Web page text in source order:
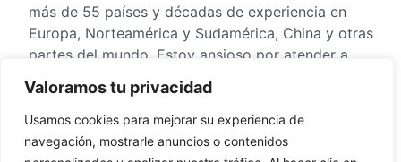
Valoramos tu privacidad
Usamos cookies para mejorar su experiencia de
navegación, mostrarle anuncios o contenidos
más de 55 países y décadas de experiencia en
Europa, Norteamérica y Sudamérica, China y otras
partes del mundo. Estoy ansioso por atender a
iniciativas “Make in India” y el crecimiento push del
gobierno indio.”
Panos I. Alivizatos,
miembro ejecutivo y de la junta